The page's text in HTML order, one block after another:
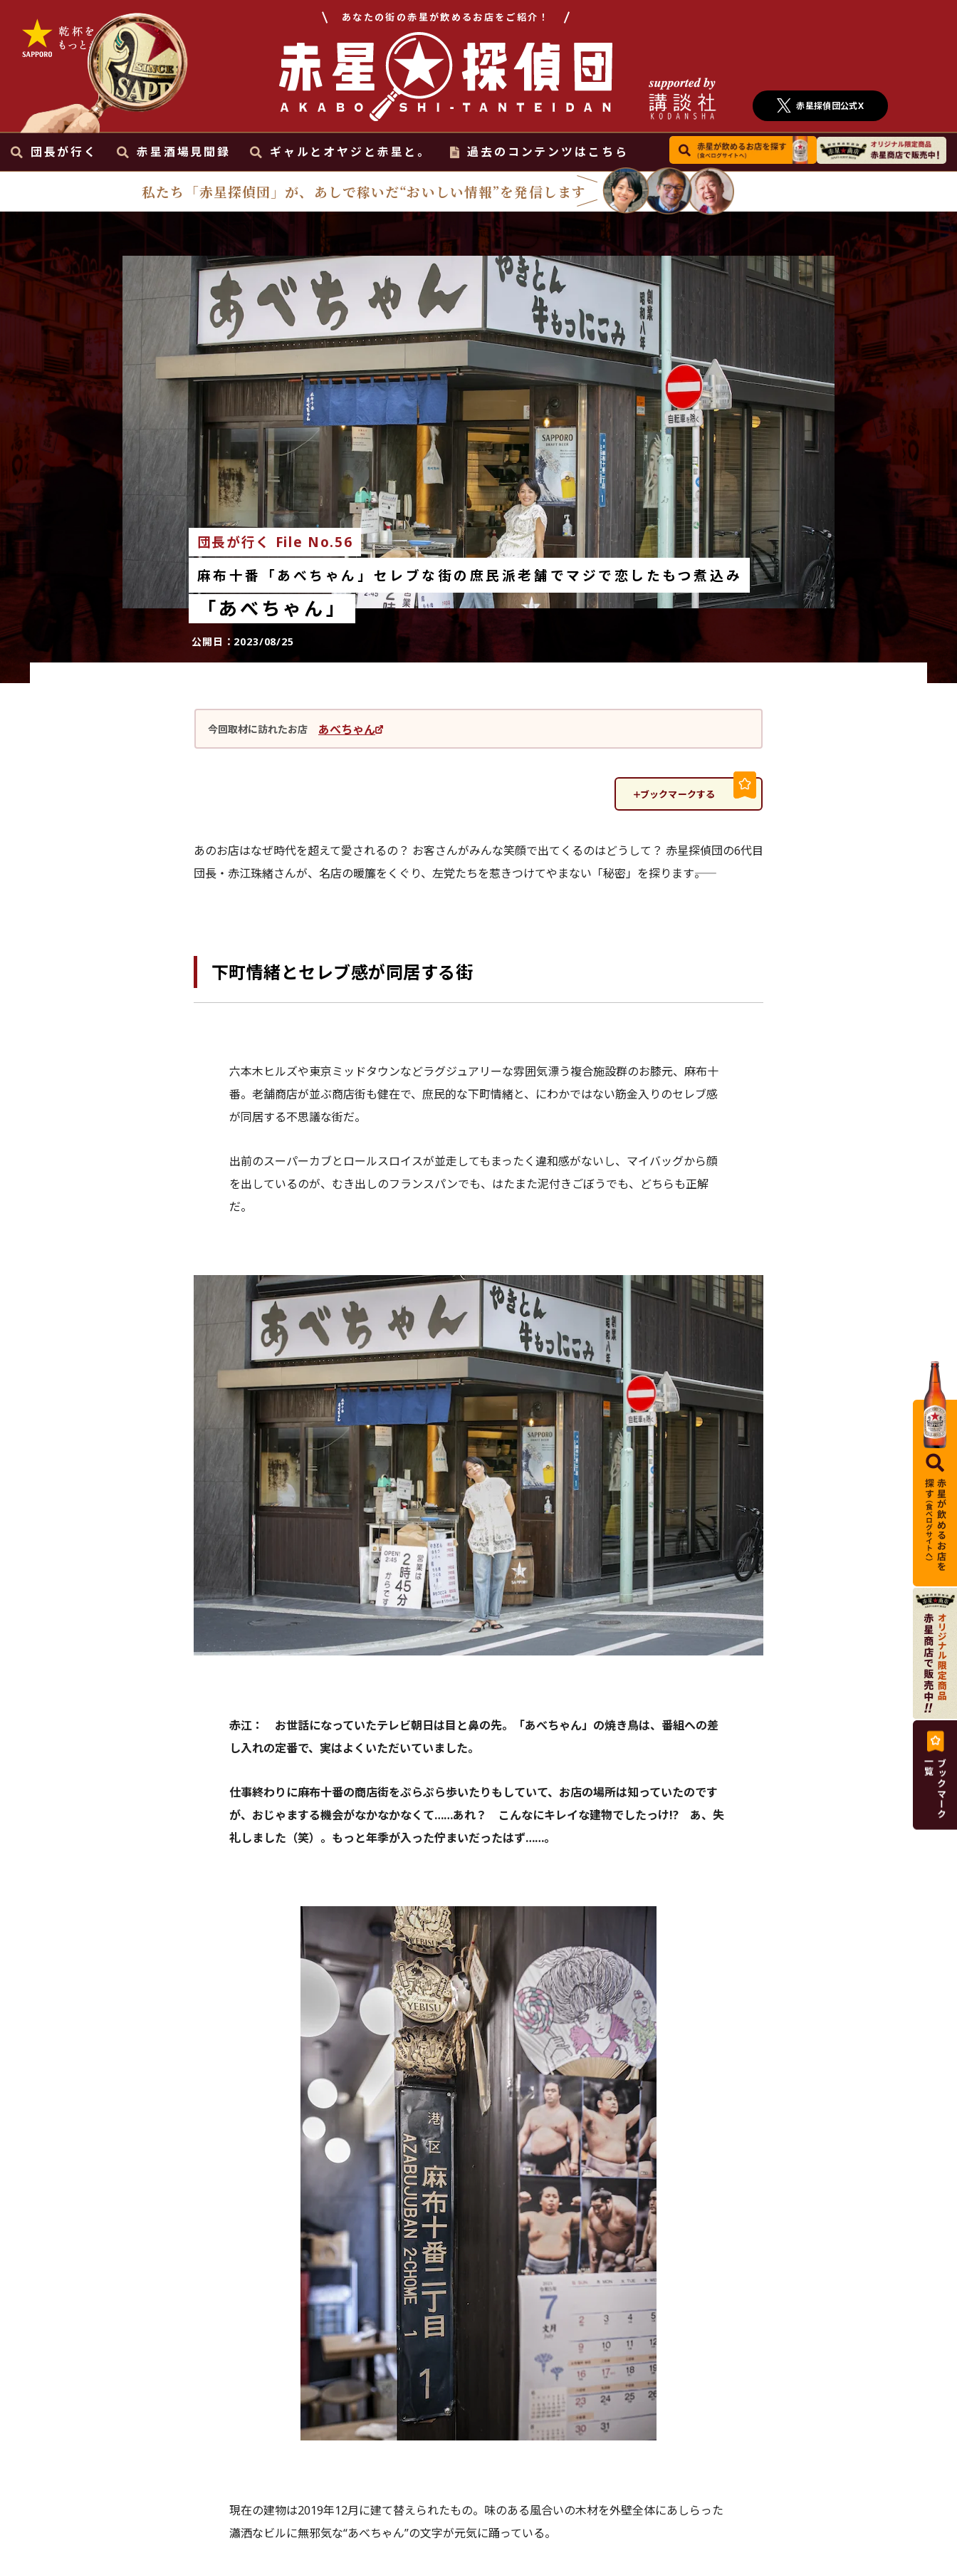
あなたの街の赤星が飲めるお店をご紹介！
赤星探偵団公式X
団長が行く 赤星酒場見聞録 ギャルとオヤジと赤星と。 過去のコンテンツはこちら
私たち「赤星探偵団」が、 あしで稼いだ“おいしい情報”を発信します
団長が行く
団長が行く File No.56
麻布十番「あべちゃん」セレブな街の庶民派老舗でマジで恋したもつ煮込み
「あべちゃん」
公開日： 2023/08/25
今回取材に訪れたお店 あべちゃん
ブックマークする
あのお店はなぜ時代を超えて愛されるの？ お客さんがみんな笑顔で出てくるのはどうして？ 赤星探偵団の6代目
団長・赤江珠緒さんが、名店の暖簾をくぐり、左党たちを惹きつけてやまない「秘密」を探ります――。
下町情緒とセレブ感が同居する街
六本木ヒルズや東京ミッドタウンなどラグジュアリーな雰囲気漂う複合施設群のお膝元、麻布十
番。老舗商店が並ぶ商店街も健在で、庶民的な下町情緒と、にわかではない筋金入りのセレブ感
が同居する不思議な街だ。
出前のスーパーカブとロールスロイスが並走してもまったく違和感がないし、マイバッグから顔
を出しているのが、むき出しのフランスパンでも、はたまた泥付きごぼうでも、どちらも正解
だ。
赤江： お世話になっていたテレビ朝日は目と鼻の先。「あべちゃん」の焼き鳥は、番組への差
し入れの定番で、実はよくいただいていました。
仕事終わりに麻布十番の商店街をぷらぷら歩いたりもしていて、お店の場所は知っていたのです
が、おじゃまする機会がなかなかなくて……あれ？ こんなにキレイな建物でしたっけ!? あ、失
礼しました（笑）。もっと年季が入った佇まいだったはず……。
現在の建物は2019年12月に建て替えられたもの。味のある風合いの木材を外壁全体にあしらった
瀟洒なビルに無邪気な“あべちゃん”の文字が元気に踊っている。